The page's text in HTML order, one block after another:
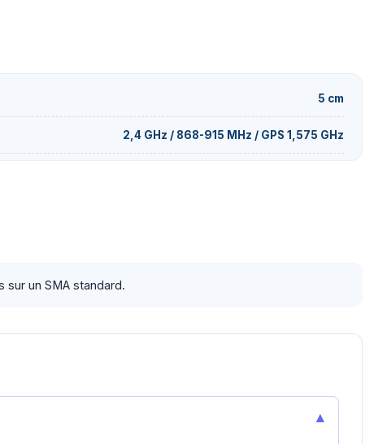
5 cm
2,4 GHz / 868-915 MHz / GPS 1,575 GHz
sur un SMA standard.
▾